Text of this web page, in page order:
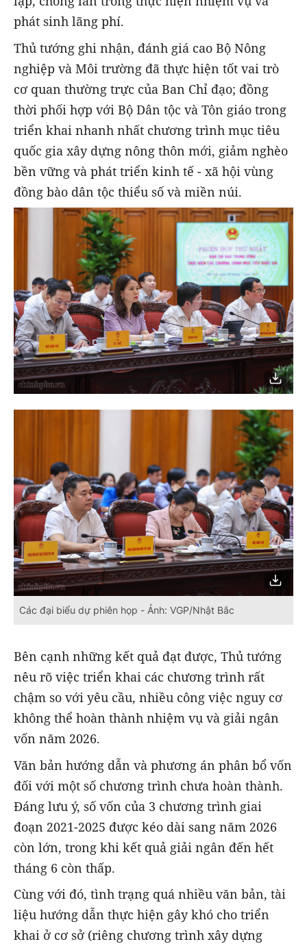
phát sinh lãng phí.
Thủ tướng ghi nhận, đánh giá cao Bộ Nông
nghiệp và Môi trường đã thực hiện tốt vai trò
cơ quan thường trực của Ban Chỉ đạo; đồng
thời phối hợp với Bộ Dân tộc và Tôn giáo trong
triển khai nhanh nhất chương trình mục tiêu
quốc gia xây dựng nông thôn mới, giảm nghèo
bền vững và phát triển kinh tế - xã hội vùng
đồng bào dân tộc thiểu số và miền núi.
Các đại biểu dự phiên họp - Ảnh: VGP/Nhật Bắc
Bên cạnh những kết quả đạt được, Thủ tướng
nêu rõ việc triển khai các chương trình rất
chậm so với yêu cầu, nhiều công việc nguy cơ
không thể hoàn thành nhiệm vụ và giải ngân
vốn năm 2026.
Văn bản hướng dẫn và phương án phân bổ vốn
đối với một số chương trình chưa hoàn thành.
Đáng lưu ý, số vốn của 3 chương trình giai
đoạn 2021-2025 được kéo dài sang năm 2026
còn lớn, trong khi kết quả giải ngân đến hết
tháng 6 còn thấp.
Cùng với đó, tình trạng quá nhiều văn bản, tài
liệu hướng dẫn thực hiện gây khó cho triển
khai ở cơ sở (riêng chương trình xây dựng